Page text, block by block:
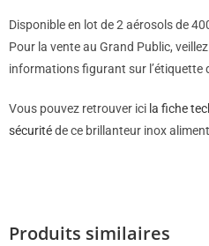
Disponible en lot de 2 aérosols de
Pour la vente au Grand Public,
informations figurant sur l’étiquette
Vous pouvez retrouver ici la fiche
sécuritéde ce brillanteur inox
Produits similaires